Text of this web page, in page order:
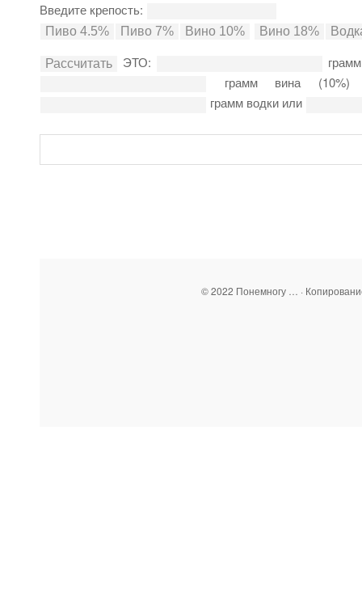
Введите крепость:
ЭТО:
грамм вина
грамм водки или
© 2022 Понемногу … ·